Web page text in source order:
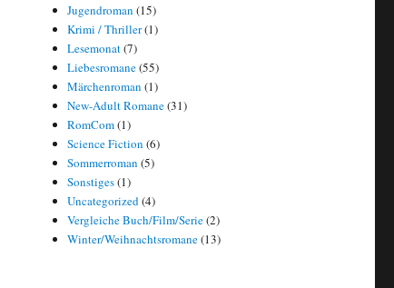
Jugendroman (15)
Krimi / Thriller(1)
Lesemonat(7)
Liebesromane(55)
Märchenroman (1)
New-Adult Romane(31)
RomCom(1)
Science Fiction (6)
Sommerroman (5)
Sonstiges(1)
Uncategorized(4)
Vergleiche Buch/Film/Serie(2)
Winter/Weihnachtsromane(13)